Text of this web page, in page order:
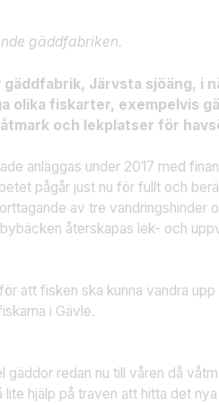
gäddfabriken.
Järvsta sjöäng, i
olika fiskarter, exempelvis
och lekplatser för
anläggas under 2017 med
pågår just nu för fullt och
av tre vandringshinder
återskapas lek- och
att fisken ska kunna vandra
i Gävle.
redan nu till våren då
hjälp på traven att hitta det nya